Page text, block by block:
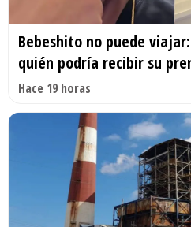
Bebeshito no puede
quién podría recibir su
Hace 19 horas